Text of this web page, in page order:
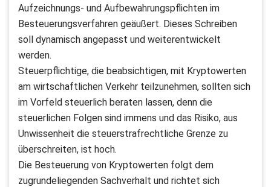
Aufzeichnungs- und Aufbewahrungspflichten im
Besteuerungsverfahren geäußert. Dieses Schreiben
soll dynamisch angepasst und weiterentwickelt
werden.
Steuerpflichtige, die beabsichtigen, mit Kryptowerten
am wirtschaftlichen Verkehr teilzunehmen, sollten sich
im Vorfeld steuerlich beraten lassen, denn die
steuerlichen Folgen sind immens und das Risiko, aus
Unwissenheit die steuerstrafrechtliche Grenze zu
überschreiten, ist hoch.
Die Besteuerung von Kryptowerten folgt dem
zugrundeliegenden Sachverhalt und richtet sich